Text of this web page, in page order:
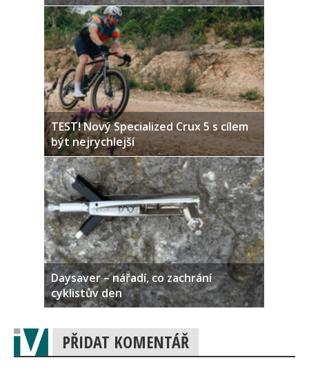
TEST! Nový Specialized Crux 5 s cílem
být nejrychlejší
Daysaver – nářadí, co zachrání
cyklistův den
PŘIDAT KOMENTÁŘ